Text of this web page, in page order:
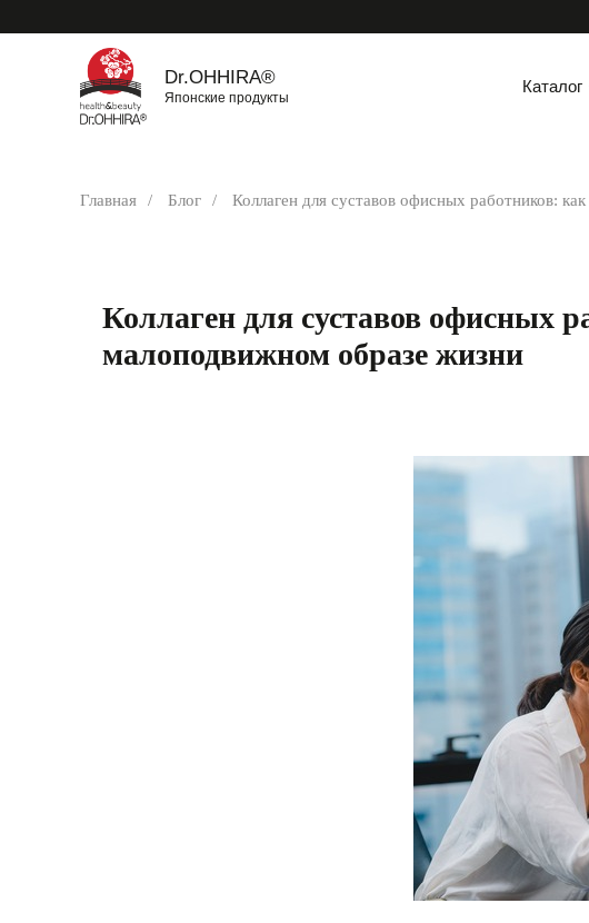
Dr.OHHIRA® Каталог
Японские продукты
Главная / Блог / Коллаген для суставов офисных работников:
Коллаген для суставов офисных
малоподвижном образе жизни